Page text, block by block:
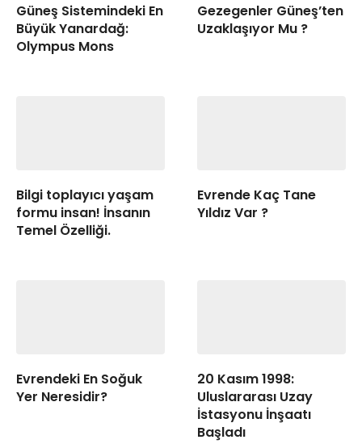
Güneş Sistemindeki En
Büyük Yanardağ:
Olympus Mons
Gezegenler Güneş’ten
Uzaklaşıyor Mu ?
Bilgi toplayıcı yaşam
formu insan! İnsanın
Temel Özelliği.
Evrende Kaç Tane
Yıldız Var ?
Evrendeki En Soğuk
Yer Neresidir?
20 Kasım 1998:
Uluslararası Uzay
İstasyonu İnşaatı
Başladı